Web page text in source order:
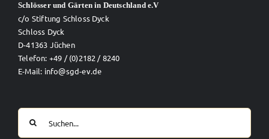
Schlösser und Gärten in Deutschland e.V
c/o Stiftung Schloss Dyck
Schloss Dyck
D-41363 Jüchen
Telefon: +49 / (0)2182 / 8240
E-Mail: info@sgd-ev.de
Suche
nach: